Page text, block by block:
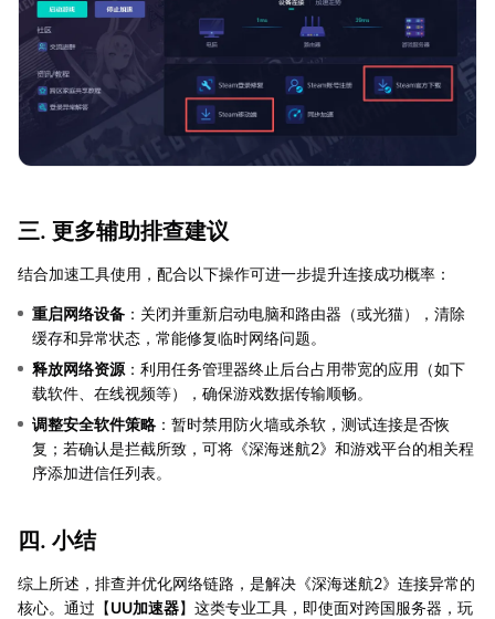
三. 更多辅助排查建议
结合加速工具使用，配合以下操作可进一步提升连接成功概率：
重启网络设备 ：关闭并重新启动电脑和路由器（或光猫），清除
缓存和异常状态，常能修复临时网络问题。
释放网络资源 ：利用任务管理器终止后台占用带宽的应用（如下
载软件、在线视频等），确保游戏数据传输顺畅。
调整安全软件策略 ：暂时禁用防火墙或杀软，测试连接是否恢
复；若确认是拦截所致，可将《深海迷航2》和游戏平台的相关程
序添加进信任列表。
四. 小结
综上所述，排查并优化网络链路，是解决《深海迷航2》连接异常的
核心。通过【UU加速器】这类专业工具，即使面对跨国服务器，玩